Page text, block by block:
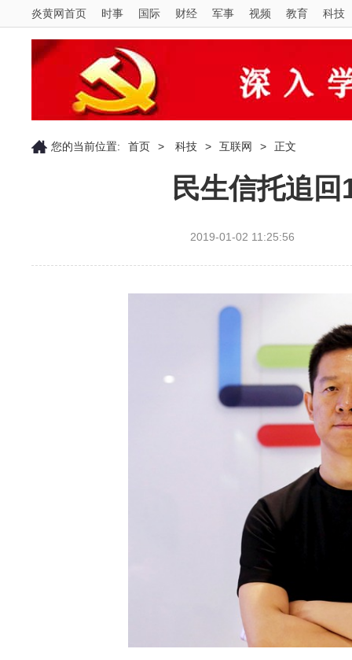
炎黄网首页 时事 国际 财经 军事 视频 教育 科技
您的当前位置: 首页 > 科技 > 互联网 > 正文
民生信托追
2019-01-02 11:25:56